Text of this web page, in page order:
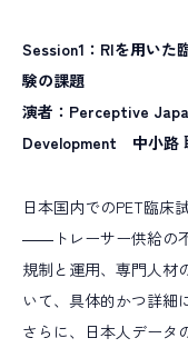
Session1：RIを用いた
験の課題
演者：Perceptive
Development 中小路
日本国内でのPET臨床
――トレーサー供給の
規制と運用、専門人
いて、具体的かつ詳細
さらに、日本人データ